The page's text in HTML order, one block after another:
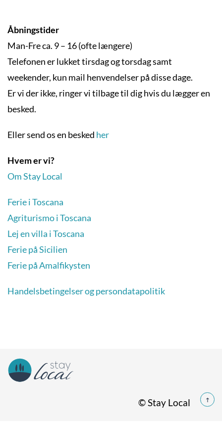
Åbningstider
Man-Fre ca. 9 – 16 (ofte længere)
Telefonen er lukket tirsdag og torsdag samt
weekender, kun mail henvendelser på disse dage.
Er vi der ikke, ringer vi tilbage til dig hvis du lægger en
besked.
Eller send os en besked her
Hvem er vi?
Om Stay Local
Ferie i Toscana
Agriturismo i Toscana
Lej en villa i Toscana
Ferie på Sicilien
Ferie på Amalfikysten
Handelsbetingelser og persondatapolitik
© Stay Local